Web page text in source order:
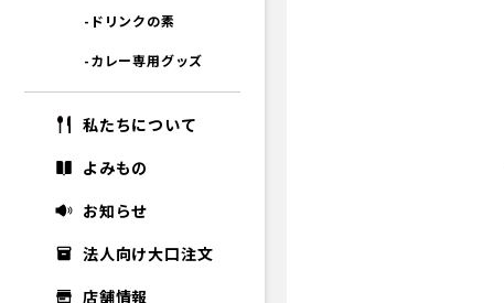
-ドリンクの素
-カレー専用グッズ
私たちについて
よみもの
お知らせ
法人向け大口注文
店舗情報